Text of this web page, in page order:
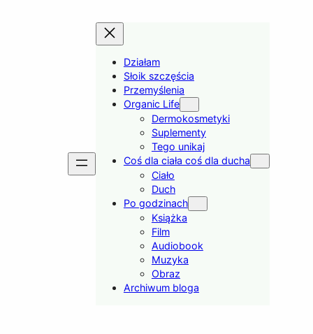
Działam
Słoik szczęścia
Przemyślenia
Organic Life
Dermokosmetyki
Suplementy
Tego unikaj
Coś dla ciała coś dla ducha
Ciało
Duch
Po godzinach
Książka
Film
Audiobook
Muzyka
Obraz
Archiwum bloga